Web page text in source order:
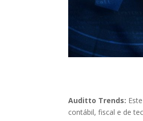
Auditto Trends:
contábil, fiscal e de